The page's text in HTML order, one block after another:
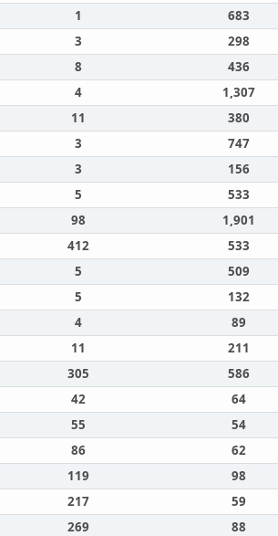
1 683
3 298
8 436
4 1,307
11 380
3 747
3 156
5 533
98 1,901
412 533
5 509
5 132
4 89
11 211
305 586
42 64
55 54
86 62
119 98
217 59
269 88